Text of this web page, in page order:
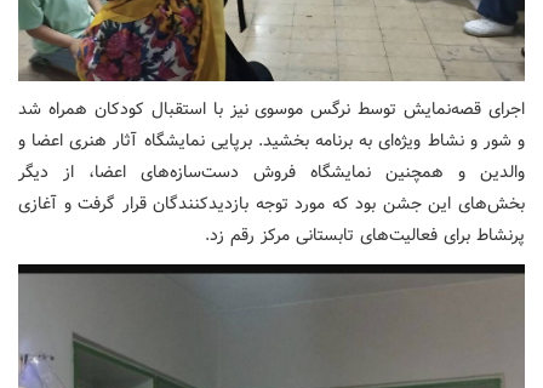
اجرای قصه‌نمایش توسط نرگس موسوی نیز با استقبال کودکان همراه شد
و شور و نشاط ویژه‌ای به برنامه بخشید. برپایی نمایشگاه آثار هنری اعضا و
والدین و همچنین نمایشگاه فروش دست‌سازه‌های اعضا، از دیگر
بخش‌های این جشن بود که مورد توجه بازدیدکنندگان قرار گرفت و آغازی
پرنشاط برای فعالیت‌های تابستانی مرکز رقم زد.